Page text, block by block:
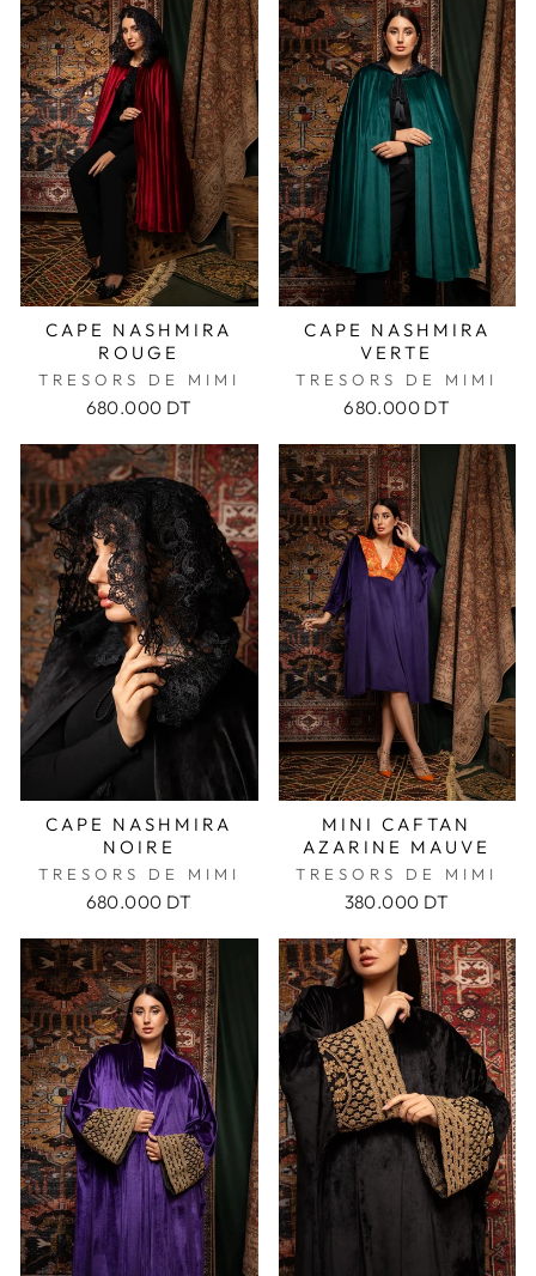
CAPE NASHMIRA
ROUGE
TRESORS DE MIMI
680.000 DT
CAPE NASHMIRA
VERTE
TRESORS DE MIMI
680.000 DT
CAPE NASHMIRA
NOIRE
TRESORS DE MIMI
680.000 DT
MINI CAFTAN
AZARINE MAUVE
TRESORS DE MIMI
380.000 DT